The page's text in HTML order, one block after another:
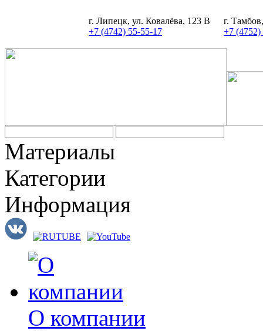
г. Липецк, ул. Ковалёва, 123 В
+7 (4742) 55-55-17
г.
+7 (4752)
Материалы
Категории
Информация
О компании